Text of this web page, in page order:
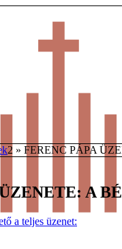
2 » FERENC PÁPA
A
a teljes üzenet: